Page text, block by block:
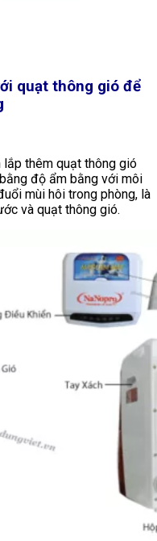
quạt thông gió để
lắp thêm quạt thông gió
độ ẩm bằng với môi
mùi hôi trong phòng, là
và quạt thông gió.